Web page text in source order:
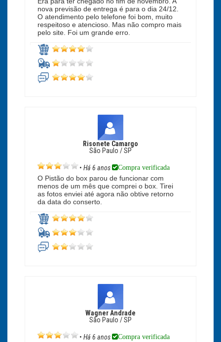
nova previsão de entrega é para o dia 24/12.
O atendimento pelo telefone foi bom, muito
respeitoso e atencioso. Mas não compro mais
pelo site. Foi um grande erro.
Risonete Camargo
São Paulo / SP
• Há 6 anos Compra verificada
O Pistão do box parou de funcionar com
menos de um mês que comprei o box. Tirei
as fotos enviei até agora não obtive retorno
da data do conserto.
Wagner Andrade
São Paulo / SP
• Há 6 anos Compra verificada